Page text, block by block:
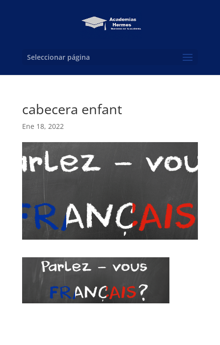
Seleccionar página
cabecera enfant
Ene 18, 2022